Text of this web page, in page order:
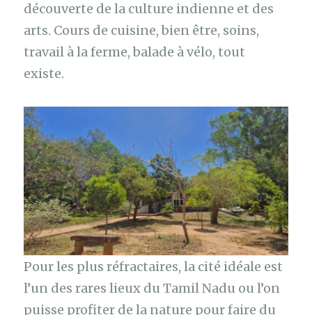
découverte de la culture indienne et des
arts. Cours de cuisine, bien être, soins,
travail à la ferme, balade à vélo, tout
existe.
Pour les plus réfractaires, la cité idéale est
l’un des rares lieux du Tamil Nadu ou l’on
puisse profiter de la nature pour faire du